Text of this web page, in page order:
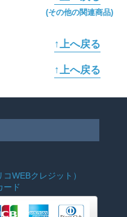
(その他の関連商品)
↑上へ戻る
↑上へ戻る
コWEBクレジット）
ード